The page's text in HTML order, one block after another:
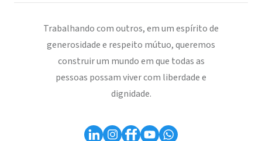
Trabalhando com outros, em um espírito de
generosidade e respeito mútuo, queremos
construir um mundo em que todas as
pessoas possam viver com liberdade e
dignidade.